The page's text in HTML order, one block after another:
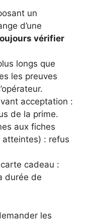
un
d’une
vérifier
longs que
les preuves
acceptation :
de la prime.
aux fiches
atteintes) : refus
cadeau :
durée de
les